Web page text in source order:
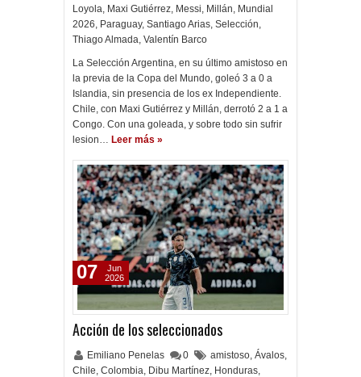
Loyola, Maxi Gutiérrez, Messi, Millán, Mundial
2026, Paraguay, Santiago Arias, Selección,
Thiago Almada, Valentín Barco
La Selección Argentina, en su último amistoso en
la previa de la Copa del Mundo, goleó 3 a 0 a
Islandia, sin presencia de los ex Independiente.
Chile, con Maxi Gutiérrez y Millán, derrotó 2 a 1 a
Congo. Con una goleada, y sobre todo sin sufrir
lesion… Leer más »
Acción de los seleccionados
Emiliano Penelas 0 amistoso, Ávalos,
Chile, Colombia, Dibu Martínez, Honduras,
07
Jun
2026